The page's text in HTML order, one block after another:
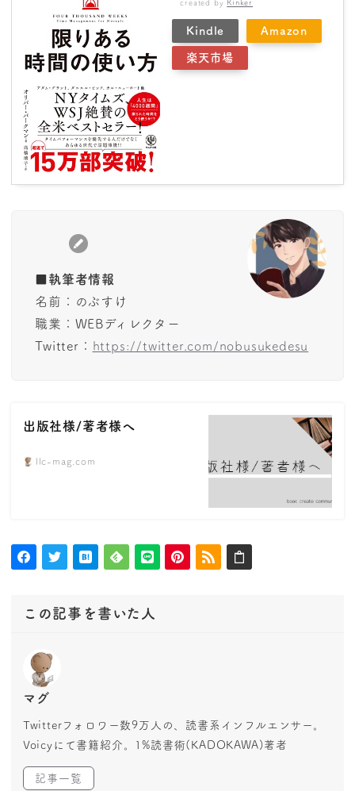
created by Rinker
Kindle Amazon
楽天市場
■執筆者情報
名前：のぶすけ
職業：WEBディレクター
Twitter：
https://twitter.com/nobusukedesu
出版社様/著者様へ
llc-mag.com
この記事を書いた人
マグ
Twitterフォロワー数9万人の、読書系インフルエンサー。
Voicyにて書籍紹介。1%読書術(KADOKAWA)著者
記事一覧